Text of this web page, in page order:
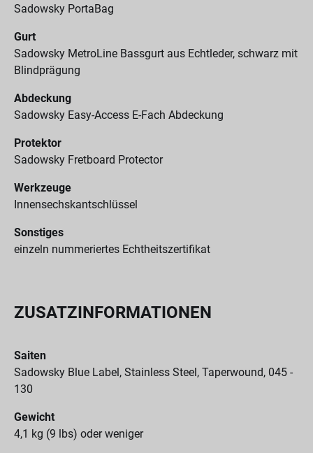
Sadowsky PortaBag
Gurt
Sadowsky MetroLine Bassgurt aus Echtleder, schwarz mit
Blindprägung
Abdeckung
Sadowsky Easy-Access E-Fach Abdeckung
Protektor
Sadowsky Fretboard Protector
Werkzeuge
Innensechskantschlüssel
Sonstiges
einzeln nummeriertes Echtheitszertifikat
ZUSATZINFORMATIONEN
Saiten
Sadowsky Blue Label, Stainless Steel, Taperwound, 045 -
130
Gewicht
4,1 kg (9 lbs) oder weniger